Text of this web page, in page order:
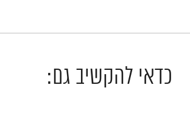
כדאי להקשיב גם: